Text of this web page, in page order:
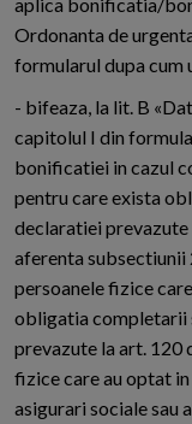
Ordonanta de
formularul dupa cum
- bifeaza, la lit. B
capitolul I din
bonificatiei in cazul
pentru care exista
declaratiei prevazute
aferenta
persoanele fizice
obligatia completarii
prevazute la art. 120
fizice care au optat
asigurari sociale sau